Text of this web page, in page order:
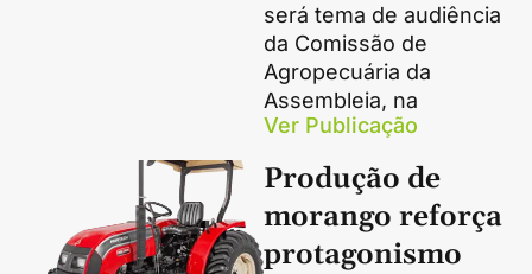
será tema de audiência
da Comissão de
Agropecuária da
Assembleia, na
Ver Publicação
Produção de
morango reforça
protagonismo